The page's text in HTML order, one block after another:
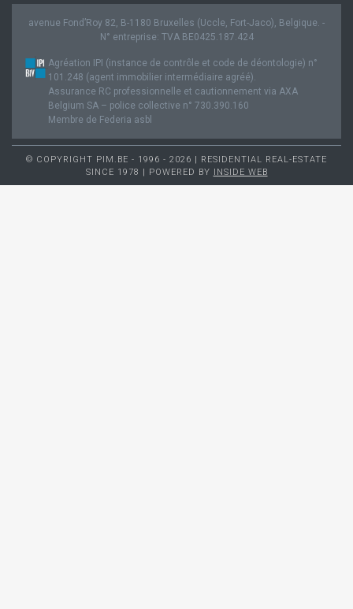
avenue Fond’Roy 82, B-1180 Bruxelles (Uccle, Fort-Jaco), Belgique. -
N° entreprise: TVA BE0425.187.424
Agréation IPI (instance de contrôle et code de déontologie) n°
101.248 (agent immobilier intermédiaire agréé).
Assurance RC professionnelle et cautionnement via AXA
Belgium SA – police collective n° 730.390.160
Membre de Federia asbl
© COPYRIGHT PIM.BE - 1996 - 2026 | RESIDENTIAL REAL-ESTATE
SINCE 1978 | POWERED BY INSIDE WEB